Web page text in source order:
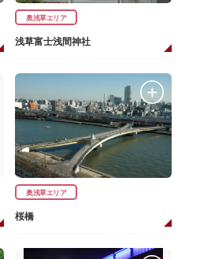
奥浅草エリア
浅草富士浅間神社
奥浅草エリア
桜橋